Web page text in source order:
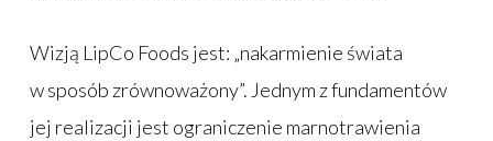
Wizją LipCo Foods jest: „nakarmienie świata
w sposób zrównoważony”. Jednym z fundamentów
jej realizacji jest ograniczenie marnotrawienia